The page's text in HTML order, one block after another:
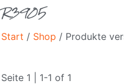
R3905
Start / Shop / Produkte
Seite 1 | 1-1 of 1